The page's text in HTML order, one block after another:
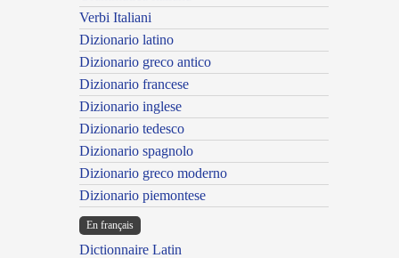
Verbi Italiani
Dizionario latino
Dizionario greco antico
Dizionario francese
Dizionario inglese
Dizionario tedesco
Dizionario spagnolo
Dizionario greco moderno
Dizionario piemontese
En français
Dictionnaire Latin